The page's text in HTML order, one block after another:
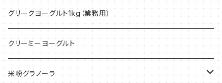
グリークヨーグルト1kg（業務用）
クリーミーヨーグルト
米粉グラノーラ